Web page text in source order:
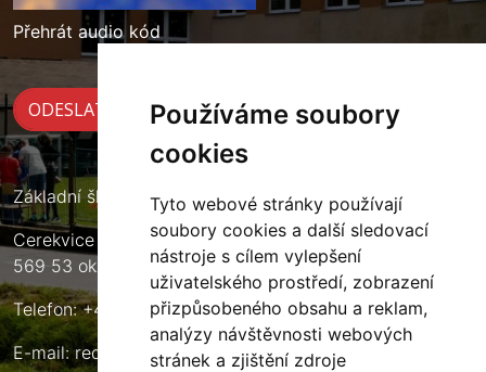
Používáme soubory
cookies
Tyto webové stránky používají
soubory cookies a další sledovací
nástroje s cílem vylepšení
uživatelského prostředí, zobrazení
přizpůsobeného obsahu a reklam,
analýzy návštěvnosti webových
stránek a zjištění zdroje
Přehrát audio kód
Základní škola Cerekvice nad Loučnou
Cerekvice nad Loučnou 135
569 53 okres Svitavy
Telefon: +420 461 633 140
E-mail:reditel@zscerekvice.cz